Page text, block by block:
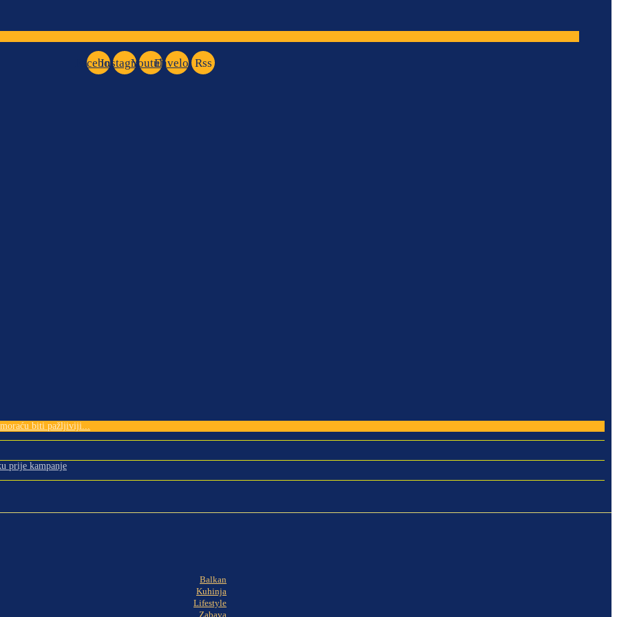
Facebook
InstagramYoutubeEnvelopeRss
moraću biti pažljiviji...
prije kampanje
Balkan
Kuhinja
Lifestyle
Zabava